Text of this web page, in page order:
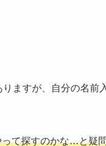
ますが、自分の名前
て探すのかな…と疑